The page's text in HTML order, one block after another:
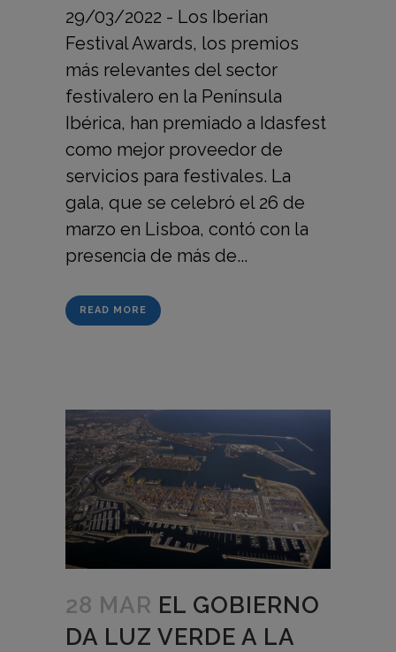
29/03/2022 - Los Iberian
Festival Awards, los premios
más relevantes del sector
festivalero en la Península
Ibérica, han premiado a Idasfest
como mejor proveedor de
servicios para festivales. La
gala, que se celebró el 26 de
marzo en Lisboa, contó con la
presencia de más de...
READ MORE
28 MAR EL GOBIERNO
DA LUZ VERDE A LA